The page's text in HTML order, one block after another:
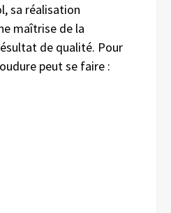
sa réalisation
maîtrise de la
de qualité. Pour
peut se faire :